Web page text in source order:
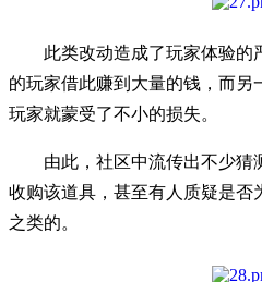
此类改动造成了玩家体验的
的玩家借此赚到大量的钱，而另
玩家就蒙受了不小的损失。
由此，社区中流传出不少猜
收购该道具，甚至有人质疑是否
之类的。